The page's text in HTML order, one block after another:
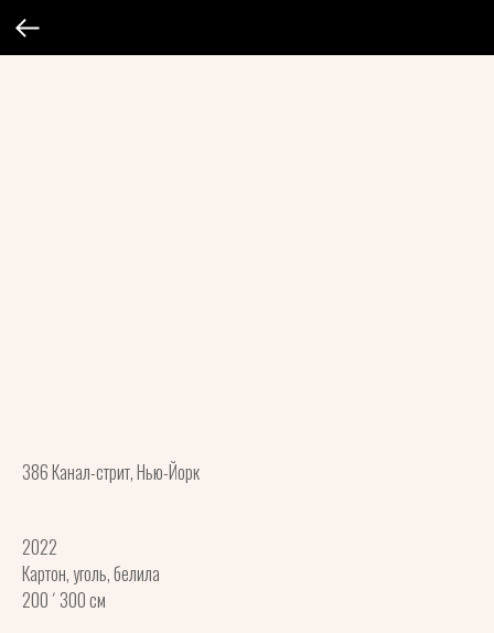
386 Канал-стрит, Нью-Йорк
2022
Картон, уголь, белила
200 ´ 300 см